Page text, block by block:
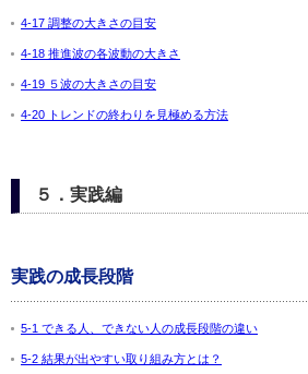
4-17 調整の大きさの目安
4-18 推進波の各波動の大きさ
4-19 ５波の大きさの目安
4-20 トレンドの終わりを見極める方法
５．実践編
実践の成長段階
5-1 できる人、できない人の成長段階の違い
5-2 結果が出やすい取り組み方とは？